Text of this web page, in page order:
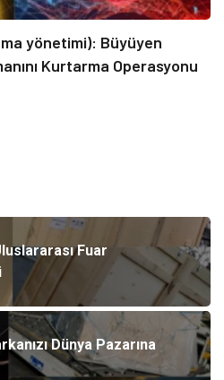
yönetimi): Büyüyen
Kurtarma Operasyonu
Fuar
Dünya Pazarına